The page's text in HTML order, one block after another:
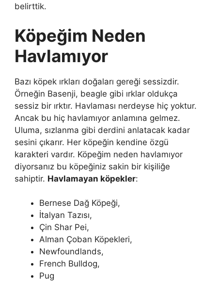
belirttik.
Köpeğim Neden
Havlamıyor
Bazı köpek ırkları doğaları gereği sessizdir.
Örneğin Basenji, beagle gibi ırklar oldukça
sessiz bir ırktır. Havlaması nerdeyse hiç yoktur.
Ancak bu hiç havlamıyor anlamına gelmez.
Uluma, sızlanma gibi derdini anlatacak kadar
sesini çıkarır. Her köpeğin kendine özgü
karakteri vardır. Köpeğim neden havlamıyor
diyorsanız bu köpeğiniz sakin bir kişiliğe
sahiptir. Havlamayan köpekler:
Bernese Dağ Köpeği,
İtalyan Tazısı,
Çin Shar Pei,
Alman Çoban Köpekleri,
Newfoundlands,
French Bulldog,
Pug